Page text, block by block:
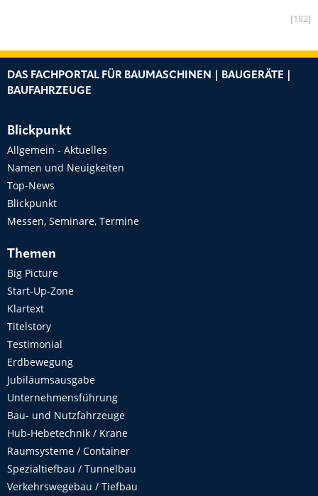
[182]
DAS FACHPORTAL FÜR BAUMASCHINEN | BAUGERÄTE |
BAUFAHRZEUGE
Blickpunkt
Allgemein - Aktuelles
Namen und Neuigkeiten
Top-News
Blickpunkt
Messen, Seminare, Termine
Themen
Big Picture
Start-Up-Zone
Klartext
Titelstory
Testimonial
Erdbewegung
Jubiläumsausgabe
Unternehmensführung
Bau- und Nutzfahrzeuge
Hub-Hebetechnik / Krane
Raumsysteme / Container
Spezialtiefbau / Tunnelbau
Verkehrswegebau / Tiefbau